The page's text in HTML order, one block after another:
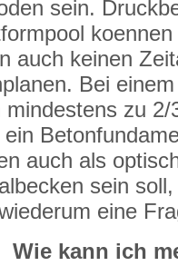
sein.
auch keinen
Bei
zu
auch als
sein
eine
Wie kann ich